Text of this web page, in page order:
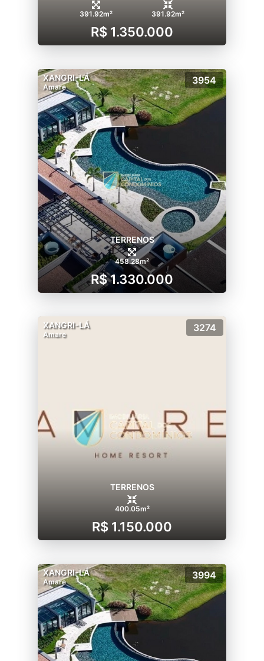
391.92m² 391.92m²
R$ 1.350.000
XANGRI-LÁ
Amare
3954
TERRENOS
458.28m²
R$ 1.330.000
XANGRI-LÁ
Amare
3274
TERRENOS
400.05m²
R$ 1.150.000
XANGRI-LÁ
Amare
3994